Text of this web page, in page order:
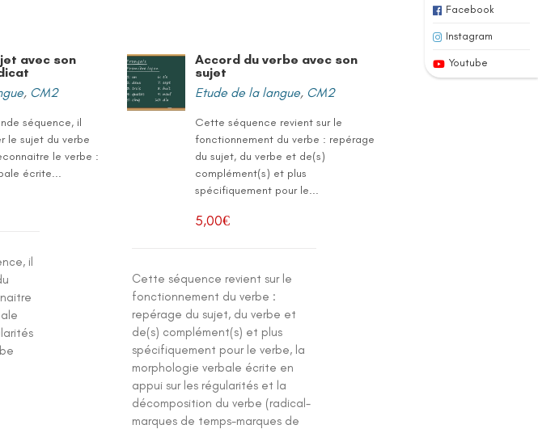
Facebook
Instagram
Youtube
avec son
, CM2
séquence, il
le sujet du verbe
le verbe :
écrite...
il
Accord du verbe avec son
sujet
Etude de la langue, CM2
Cette séquence revient sur le
fonctionnement du verbe : repérage
du sujet, du verbe et de(s)
complément(s) et plus
spécifiquement pour le...
5,00€
Cette séquence revient sur le
fonctionnement du verbe :
repérage du sujet, du verbe et
de(s) complément(s) et plus
spécifiquement pour le verbe, la
morphologie verbale écrite en
appui sur les régularités et la
décomposition du verbe (radical-
marques de temps-marques de